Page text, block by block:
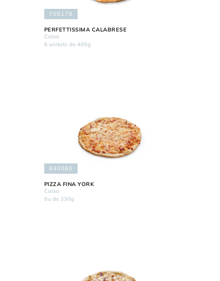
700178
PERFETTISSIMA CALABRESE
Caixa
6 unitats de 405g
640060
PIZZA FINA YORK
Caixa
6u de 330g